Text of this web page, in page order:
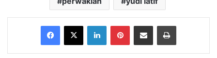
Facebook
X LinkedInPinterestShare via Email Print